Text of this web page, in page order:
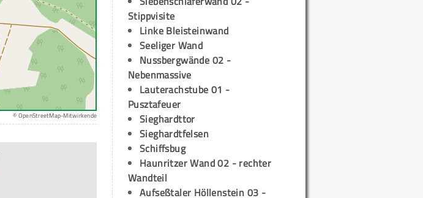
© OpenStreetMap-Mitwirkende
Stippvisite
Linke Bleisteinwand
Seeliger Wand
Nussbergwände 02 -
Nebenmassive
Lauterachstube 01 -
Pusztafeuer
Sieghardttor
Sieghardtfelsen
Schiffsbug
Haunritzer Wand 02 - rechter
Wandteil
Aufseßtaler Höllenstein 03 -